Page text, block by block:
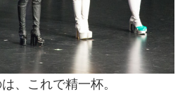
、これで精一杯。